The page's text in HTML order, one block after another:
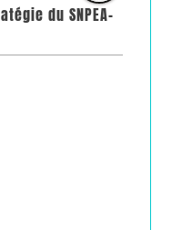
du SNPEA-